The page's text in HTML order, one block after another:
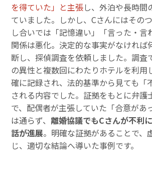
を得ていた」と主張し、外泊や長時間
ていました。しかし、Cさんにはその
し合いでは「記憶違い」「言った・言
関係は悪化。決定的な事実がなければ
断し、探偵調査を依頼しました。調査
の異性と複数回にわたりホテルを利用
確に記録され、法的基準から見ても「
される内容でした。証拠をもとに弁護
で、配偶者が主張していた「合意があ
は通らず、 離婚協議でもCさんが不利
話が進展。明確な証拠があることで、
じ、適切な結論へ導いた事例です。